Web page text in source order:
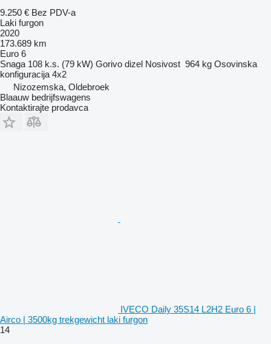
9.250 € Bez PDV-a
Laki furgon
2020
173.689 km
Euro 6
Snaga 108 k.s. (79 kW) Gorivo dizel Nosivost 964 kg Osovinska
konfiguracija 4x2
Nizozemska, Oldebroek
Blaauw bedrijfswagens
Kontaktirajte prodavca
IVECO Daily 35S14 L2H2 Euro 6 |
Airco | 3500kg trekgewicht laki furgon
14